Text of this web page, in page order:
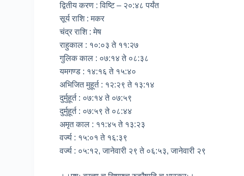
द्वितीय करण : विष्टि – २०:४८ पर्यंत
सूर्य राशि : मकर
चंद्र राशि : मेष
राहुकाल : १०:०३ ते ११:२७
गुलिक काल : ०७:१४ ते ०८:३८
यमगण्ड : १४:१६ ते १५:४०
अभिजित मुहूर्त : १२:२९ ते १३:१४
दुर्मुहूर्त : ०७:१४ ते ०७:५९
दुर्मुहूर्त : ०७:५९ ते ०८:४४
अमृत काल : ११:४५ ते १३:२३
वर्ज्य : १५:०१ ते १६:३९
वर्ज्य : ०५:१२, जानेवारी २९ ते ०६:५३, जानेवारी २९